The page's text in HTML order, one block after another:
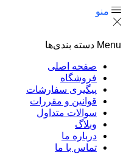
منو
Menu دسته بندی‌ها
صفحه اصلی
فروشگاه
پیگیری سفارشات
قوانین و مقررات
سوالات متداول
وبلاگ
درباره ما
تماس با ما